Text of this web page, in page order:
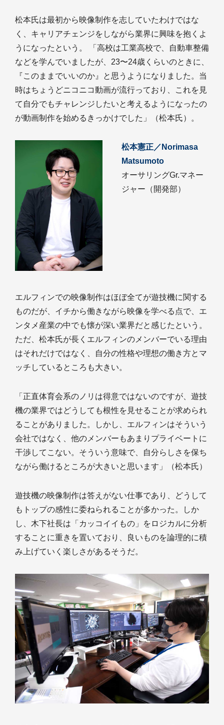
松本氏は最初から映像制作を志していたわけではな
く、キャリアチェンジをしながら業界に興味を抱くよ
うになったという。 「高校は工業高校で、自動車整備
などを学んでいましたが、23〜24歳くらいのときに、
『このままでいいのか』と思うようになりました。当
時はちょうどニコニコ動画が流行っており、これを見
て自分でもチャレンジしたいと考えるようになったの
が動画制作を始めるきっかけでした」（松本氏）。
松本憲正／Norimasa
Matsumoto
オーサリングGr.マネー
ジャー（開発部）
エルフィンでの映像制作はほぼ全てが遊技機に関する
ものだが、イチから働きながら映像を学べる点で、エ
ンタメ産業の中でも懐が深い業界だと感じたという。
ただ、松本氏が長くエルフィンのメンバーでいる理由
はそれだけではなく、自分の性格や理想の働き方とマ
ッチしているところも大きい。
「正直体育会系のノリは得意ではないのですが、遊技
機の業界ではどうしても根性を見せることが求められ
ることがありました。しかし、エルフィンはそういう
会社ではなく、他のメンバーもあまりプライベートに
干渉してこない。そういう意味で、自分らしさを保ち
ながら働けるところが大きいと思います」（松本氏）
遊技機の映像制作は答えがない仕事であり、どうして
もトップの感性に委ねられることが多かった。しか
し、木下社長は「カッコイイもの」をロジカルに分析
することに重きを置いており、良いものを論理的に積
み上げていく楽しさがあるそうだ。